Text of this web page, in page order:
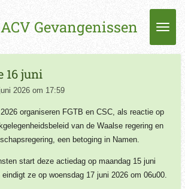
ACV Gevangenissen
16 juni
2026 om 17:59
organiseren FGTB en CSC, als reactie op
van de Waalse regering en
een betoging in Namen.
start deze actiedag op maandag 15 juni
ze op woensdag 17 juni 2026 om 06u00.